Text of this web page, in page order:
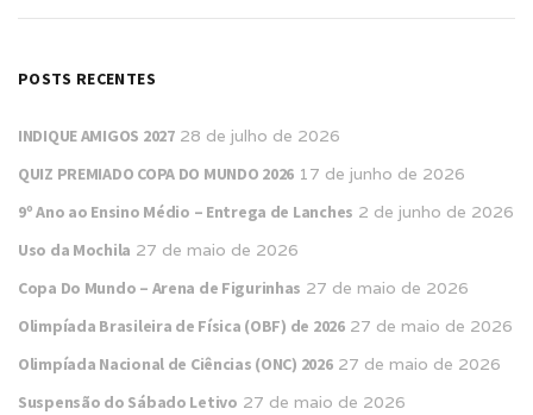
POSTS RECENTES
INDIQUE AMIGOS 2027 28 de julho de 2026
QUIZ PREMIADO COPA DO MUNDO 2026 17 de junho de 2026
9º Ano ao Ensino Médio – Entrega de Lanches 2 de junho de 2026
Uso da Mochila 27 de maio de 2026
Copa Do Mundo – Arena de Figurinhas 27 de maio de 2026
Olimpíada Brasileira de Física (OBF) de 2026 27 de maio de 2026
Olimpíada Nacional de Ciências (ONC) 2026 27 de maio de 2026
Suspensão do Sábado Letivo 27 de maio de 2026